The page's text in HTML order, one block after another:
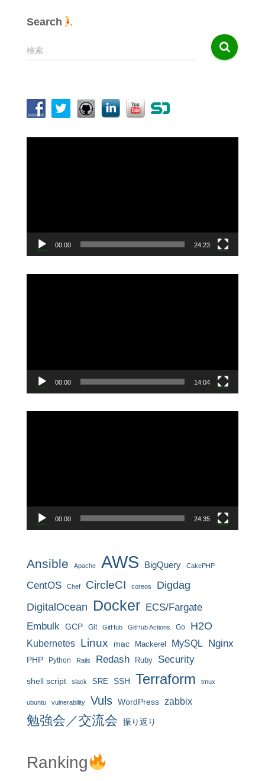
Search
検
索
検索…
00:00 24:23
00:00 14:04
00:00 24:35
Ansible Apache AWS BigQuery CakePHP
CentOS Chef CircleCI coreos
Digdag
DigitalOcean Docker ECS/Fargate
Embulk GCP Git GitHub GitHub Actions Go H2O
Kubernetes Linux mac Mackerel MySQL Nginx
PHP Python Rails Redash Ruby Security
shell script slack SRE SSH Terraform tmux
ubuntu vulnerability Vuls WordPress zabbix
勉強会／交流会 振り返り
Ranking